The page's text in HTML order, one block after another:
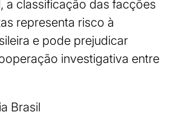
a classificação das facções
representa risco à
e pode prejudicar
investigativa entre
Brasil